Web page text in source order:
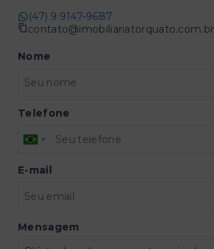
(47) 9 9147-9687
contato@imobiliariatorquato.com.br
Nome
Telefone
E-mail
Mensagem